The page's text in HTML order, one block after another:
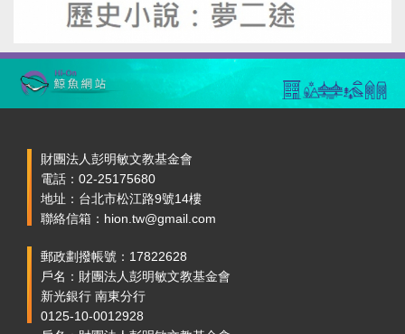
財團法人彭明敏文教基金會
電話：02-25175680
地址：台北市松江路9號14樓
聯絡信箱：hion.tw@gmail.com
郵政劃撥帳號：17822628
戶名：財團法人彭明敏文教基金會
新光銀行 南東分行
0125-10-0012928